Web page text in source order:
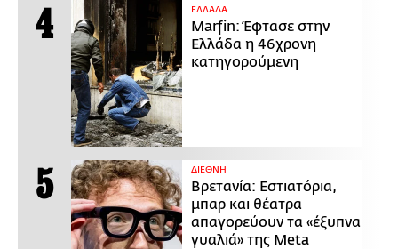
ΕΛΛΑΔΑ
Marfin: Έφτασε στην
Ελλάδα η 46χρονη
κατηγορούμενη
ΔΙΕΘΝΗ
Βρετανία: Εστιατόρια,
μπαρ και θέατρα
απαγορεύουν τα «έξυπνα
γυαλιά» της Meta